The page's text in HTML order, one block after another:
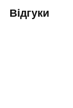
Відгуки